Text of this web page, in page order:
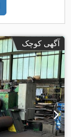
آگهی کوچک